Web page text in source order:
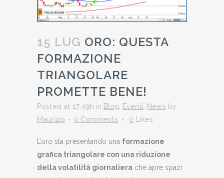
15 LUG ORO: QUESTA
FORMAZIONE
TRIANGOLARE
PROMETTE BENE!
Posted at 17:49h in Blog Eventi News by
Maurizio
0 Comments 0 Likes
L’oro sta presentando una formazione
grafica triangolare con una riduzione
della volatilità giornaliera che apre spazi